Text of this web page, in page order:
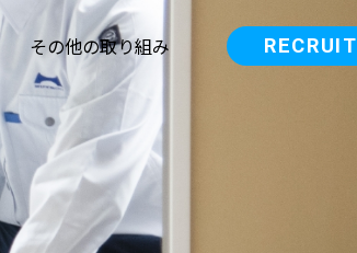
その他の取り組み RECRUIT